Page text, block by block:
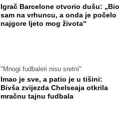
Igrač Barcelone otvorio dušu: „Bio
sam na vrhuncu, a onda je počelo
najgore ljeto mog života“
"Mnogi fudbaleri nisu sretni"
Imao je sve, a patio je u tišini:
Bivša zvijezda Chelseaja otkrila
mračnu tajnu fudbala